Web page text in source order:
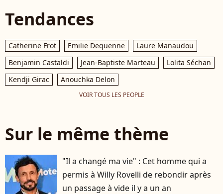
Tendances
Catherine Frot Emilie Dequenne
Laure Manaudou
Benjamin Castaldi
Jean-Baptiste Marteau
Lolita Séchan
Kendji Girac
Anouchka Delon
VOIR TOUS LES PEOPLE
Sur le même thème
"Il a changé ma vie" : Cet homme qui a
permis à Willy Rovelli de rebondir après
un passage à vide il y a un an